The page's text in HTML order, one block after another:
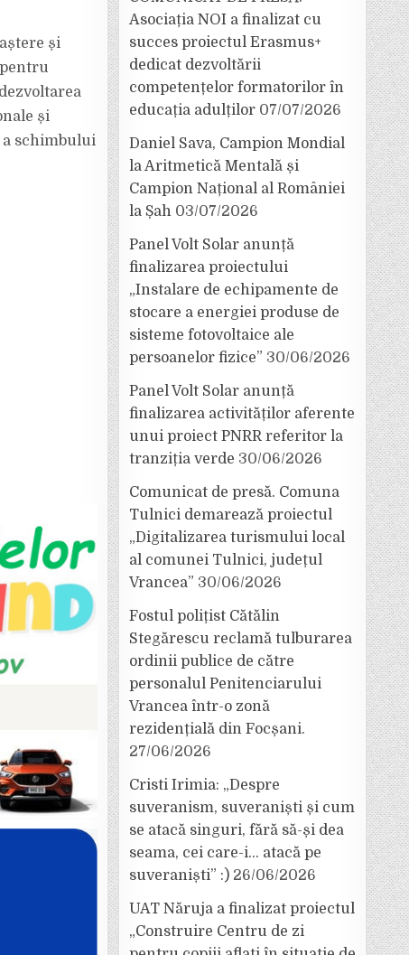
și
și
schimbului
Asociația NOI a finalizat cu
succes proiectul Erasmus+
dedicat dezvoltării
competențelor formatorilor în
educația adulților 07/07/2026
Daniel Sava, Campion Mondial
la Aritmetică Mentală și
Campion Național al României
la Șah 03/07/2026
Panel Volt Solar anunță
finalizarea proiectului
„Instalare de echipamente de
stocare a energiei produse de
sisteme fotovoltaice ale
persoanelor fizice” 30/06/2026
Panel Volt Solar anunță
finalizarea activităților aferente
unui proiect PNRR referitor la
tranziția verde 30/06/2026
Comunicat de presă. Comuna
Tulnici demarează proiectul
„Digitalizarea turismului local
al comunei Tulnici, județul
Vrancea” 30/06/2026
Fostul polițist Cătălin
Stegărescu reclamă tulburarea
ordinii publice de către
personalul Penitenciarului
Vrancea într-o zonă
rezidențială din Focșani.
27/06/2026
Cristi Irimia: „Despre
suveranism, suveraniști și cum
se atacă singuri, fără să-și dea
seama, cei care-i… atacă pe
suveraniști” :) 26/06/2026
UAT Năruja a finalizat proiectul
„Construire Centru de zi